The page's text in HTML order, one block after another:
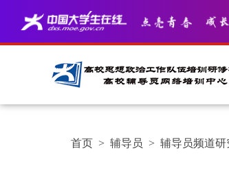
首页 > 辅导员 > 辅导员频道研